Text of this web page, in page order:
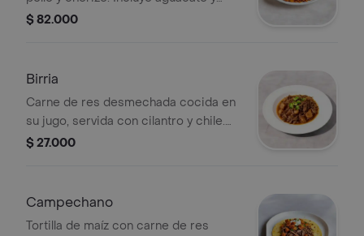
cebolla.
$ 82.000
Birria
Carne de res desmechada cocida en
su jugo, servida con cilantro y chile.
Ideal para acompañar con tortillas de
$ 27.000
Campechano
Tortilla de maíz con carne de res